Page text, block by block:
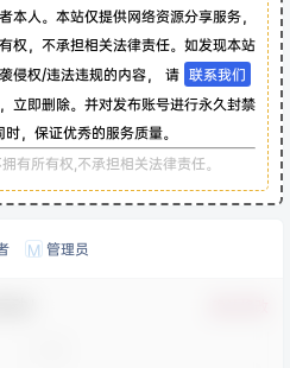
本人。本站仅提供网络资源分享服务，
权，不承担相关法律责任。如发现本站
侵权/违法违规的内容， 请 联系我们
立即删除。并对发布账号进行永久封禁
，保证优秀的服务质量。
有所有权,不承担相关法律责任。
M 管理员